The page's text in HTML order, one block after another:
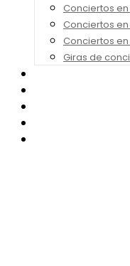
Conciertos
Conciertos
Conciertos
Giras de